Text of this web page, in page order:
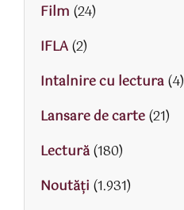
Film (24)
IFLA(2)
Intalnire cu lectura(4)
Lansare de carte(21)
Lectură(180)
Noutăți (1.931)